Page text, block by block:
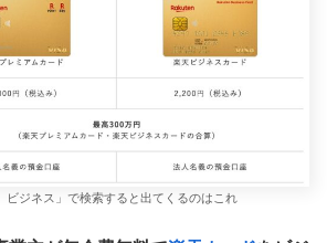
ビジネス」で検索すると出てくるのはこれ